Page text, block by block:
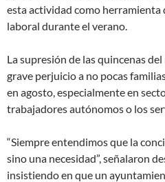
esta actividad como herramienta
laboral durante el verano.
La supresión de las quincenas
grave perjuicio a no pocas
en agosto, especialmente en
trabajadores autónomos o los
“Siempre entendimos que la
sino una necesidad”, señalaron
insistiendo en que un